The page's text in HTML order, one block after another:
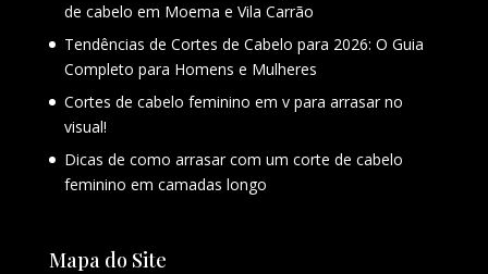
de cabelo em Moema e Vila Carrão
Tendências de Cortes de Cabelo para 2026: O Guia
Completo para Homens e Mulheres
Cortes de cabelo feminino em v para arrasar no
visual!
Dicas de como arrasar com um corte de cabelo
feminino em camadas longo
Mapa do Site